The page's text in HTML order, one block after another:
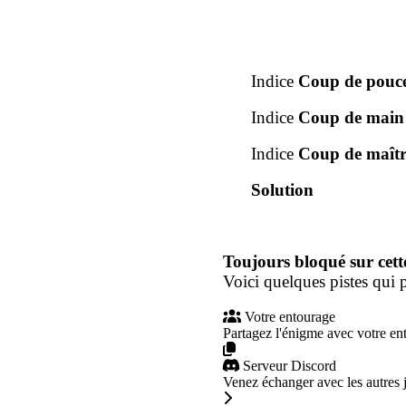
Indice Coup de
Indice Coup de main
Indice Coup de
Solution
Toujours bloqué sur
Voici quelques pistes qui
Votre entourage
Partagez l'énigme avec votre
Serveur Discord
Venez échanger avec les